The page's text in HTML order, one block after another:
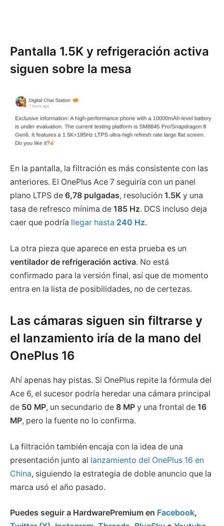
Pantalla 1.5K y refrigeración activa
siguen sobre la mesa
En la pantalla, la filtración es más consistente con las
anteriores. El OnePlus Ace 7 seguiría con un panel
plano LTPS de 6,78 pulgadas, resolución 1.5K y una
tasa de refresco mínima de 185 Hz. DCS incluso deja
caer que podría llegar hasta 240 Hz.
La otra pieza que aparece en esta prueba es un
ventilador de refrigeración activa. No está
confirmado para la versión final, así que de momento
entra en la lista de posibilidades, no de certezas.
Las cámaras siguen sin filtrarse y
el lanzamiento iría de la mano del
OnePlus 16
Ahí apenas hay pistas. Si OnePlus repite la fórmula del
Ace 6, el sucesor podría heredar una cámara principal
de 50 MP, un secundario de 8 MP y una frontal de 16
MP, pero la fuente no lo confirma.
La filtración también encaja con la idea de una
presentación junto al lanzamiento del OnePlus 16 en
China, siguiendo la estrategia de doble anuncio que la
marca usó el año pasado.
Puedes seguir a HardwarePremium en Facebook,